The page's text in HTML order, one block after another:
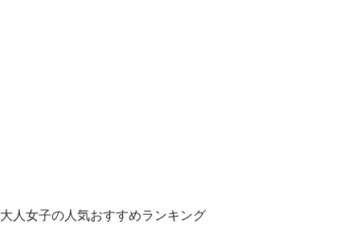
大人女子の人気おすすめランキング